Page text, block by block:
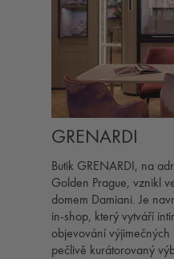
GRENARDI
Butik GRENARDI, na
Golden Prague, vznikl
domem Damiani. Je
in-shop, který vytváří
objevování výjimečných
pečlivě kurátorovaný